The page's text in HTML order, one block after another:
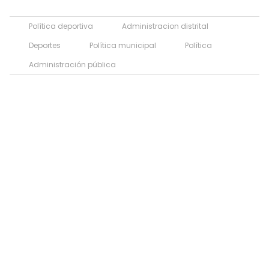
Política deportiva
Administracion distrital
Deportes
Política municipal
Política
Administración pública